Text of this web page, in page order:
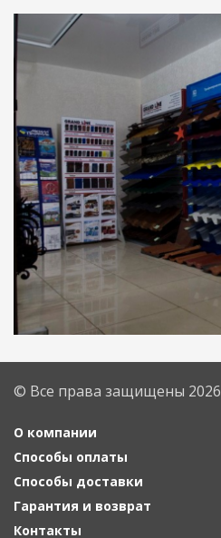
© Все права защищены 2026
О компании
Способы оплаты
Способы доставки
Гарантия и возврат
Контакты